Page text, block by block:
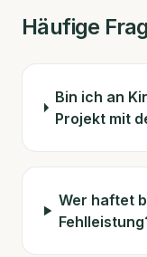
Häufige
Bin ich an
Projekt mit
Wer haftet